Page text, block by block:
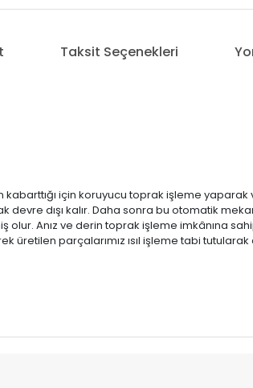
Taksit Seçenekleri
için koruyucu toprak işleme yaparak
dışı kalır. Daha sonra bu otomatik
Anız ve derin toprak işleme imkânına
üretilen parçalarımız ısıl işleme tabi